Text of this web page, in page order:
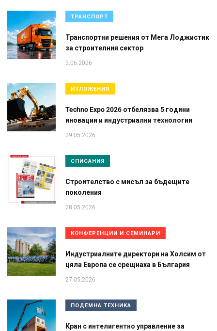
ТРАНСПОРТ
Транспортни решения от Мега Лоджистик
за строителния сектор
3.06.2026
ИЗЛОЖЕНИЯ
Techno Expo 2026 отбелязва 5 години
иновации и индустриални технологии
29.05.2026
СПИСАНИЯ
Строителство с мисъл за бъдещите
поколения
28.05.2026
КОНФЕРЕНЦИИ И СЕМИНАРИ
Индустриалните директори на Холсим от
цяла Европа се срещнаха в България
27.05.2026
ПОДЕМНА ТЕХНИКА
Кран с интелигентно управление за